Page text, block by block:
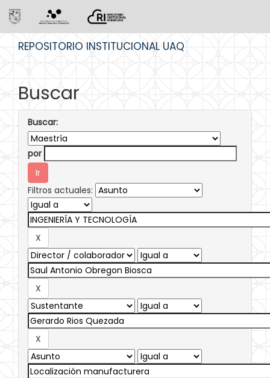
REPOSITORIO INSTITUCIONAL UAQ
Buscar
Buscar:
por
Filtros actuales: